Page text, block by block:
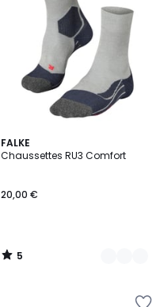
FALKE
Chaussettes RU3 Comfort
20,00 €
5
/
3
Couleurs
5
/